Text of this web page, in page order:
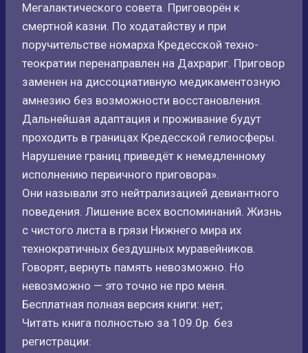
Мегалактического совета. Приговорён к
смертной казни. По ходатайству и при
поручительстве номарха Кредесской техно-
теократии перенаправлен на Дахрариг. Приговор
заменен на диссоциативную медикаментозную
амнезию без возможности восстановления.
Дальнейшая адаптация и проживание будут
проходить в границах Кредесской гелиосферы.
Нарушение границ приведёт к немедленному
исполнению первичного приговора».
Они называли это нейтрализацией девиантного
поведения. Лишение всех воспоминаний. Жизнь
с чистого листа в грязи Нижнего мира их
технократичных бездушных муравейников.
Говорят, вернуть память невозможно. Но
невозможно — это точно не про меня.
Бесплатная полная версия книги: нет;
Читать книга полностью за 109.0р. без
регистрации: